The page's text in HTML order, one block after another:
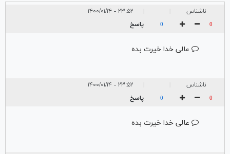
ناشناس ۲۳:۵۲ - ۱۴۰۰/۰۱/۱۴
0
0 پاسخ
عالی خدا خیرت بده
ناشناس ۲۳:۵۲ - ۱۴۰۰/۰۱/۱۴
0
0 پاسخ
عالی خدا خیرت بده